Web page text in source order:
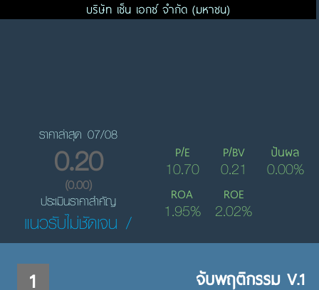
บริษัท เซ็น เอกซ์ จำกัด (มหาชน)
ราคาล่าสุด 07/08
0.20
(0.00)
ประเมินราคาสำคัญ
แนวรับไม่ชัดเจน /
P/E
10.70
P/BV
0.21
ปันผล
0.00%
ROA
1.95%
ROE
2.02%
1 จับพฤติกรรม V.1